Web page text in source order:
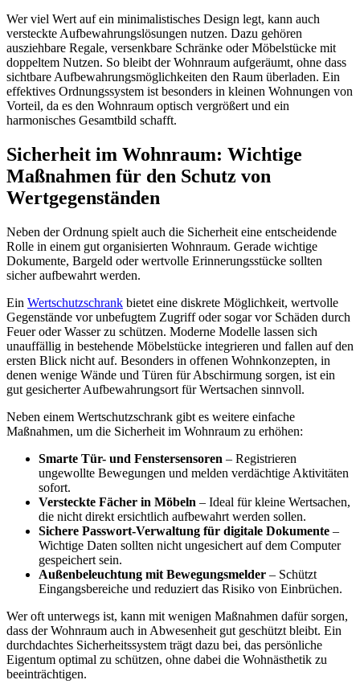
Wer viel Wert auf ein minimalistisches Design legt, kann auch
versteckte Aufbewahrungslösungen nutzen. Dazu gehören
ausziehbare Regale, versenkbare Schränke oder Möbelstücke mit
doppeltem Nutzen. So bleibt der Wohnraum aufgeräumt, ohne dass
sichtbare Aufbewahrungsmöglichkeiten den Raum überladen. Ein
effektives Ordnungssystem ist besonders in kleinen Wohnungen von
Vorteil, da es den Wohnraum optisch vergrößert und ein
harmonisches Gesamtbild schafft.
Sicherheit im Wohnraum: Wichtige
Maßnahmen für den Schutz von
Wertgegenständen
Neben der Ordnung spielt auch die Sicherheit eine entscheidende
Rolle in einem gut organisierten Wohnraum. Gerade wichtige
Dokumente, Bargeld oder wertvolle Erinnerungsstücke sollten
sicher aufbewahrt werden.
Ein Wertschutzschrank bietet eine diskrete Möglichkeit, wertvolle
Gegenstände vor unbefugtem Zugriff oder sogar vor Schäden durch
Feuer oder Wasser zu schützen. Moderne Modelle lassen sich
unauffällig in bestehende Möbelstücke integrieren und fallen auf den
ersten Blick nicht auf. Besonders in offenen Wohnkonzepten, in
denen wenige Wände und Türen für Abschirmung sorgen, ist ein
gut gesicherter Aufbewahrungsort für Wertsachen sinnvoll.
Neben einem Wertschutzschrank gibt es weitere einfache
Maßnahmen, um die Sicherheit im Wohnraum zu erhöhen:
Smarte Tür- und Fenstersensoren – Registrieren
ungewollte Bewegungen und melden verdächtige Aktivitäten
sofort.
Versteckte Fächer in Möbeln – Ideal für kleine Wertsachen,
die nicht direkt ersichtlich aufbewahrt werden sollen.
Sichere Passwort-Verwaltung für digitale Dokumente –
Wichtige Daten sollten nicht ungesichert auf dem Computer
gespeichert sein.
Außenbeleuchtung mit Bewegungsmelder – Schützt
Eingangsbereiche und reduziert das Risiko von Einbrüchen.
Wer oft unterwegs ist, kann mit wenigen Maßnahmen dafür sorgen,
dass der Wohnraum auch in Abwesenheit gut geschützt bleibt. Ein
durchdachtes Sicherheitssystem trägt dazu bei, das persönliche
Eigentum optimal zu schützen, ohne dabei die Wohnästhetik zu
beeinträchtigen.